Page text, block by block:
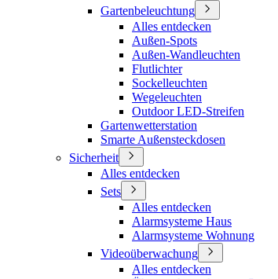
Gartenbeleuchtung
Alles entdecken
Außen-Spots
Außen-Wandleuchten
Flutlichter
Sockelleuchten
Wegeleuchten
Outdoor LED-Streifen
Gartenwetterstation
Smarte Außensteckdosen
Sicherheit
Alles entdecken
Sets
Alles entdecken
Alarmsysteme Haus
Alarmsysteme Wohnung
Videoüberwachung
Alles entdecken